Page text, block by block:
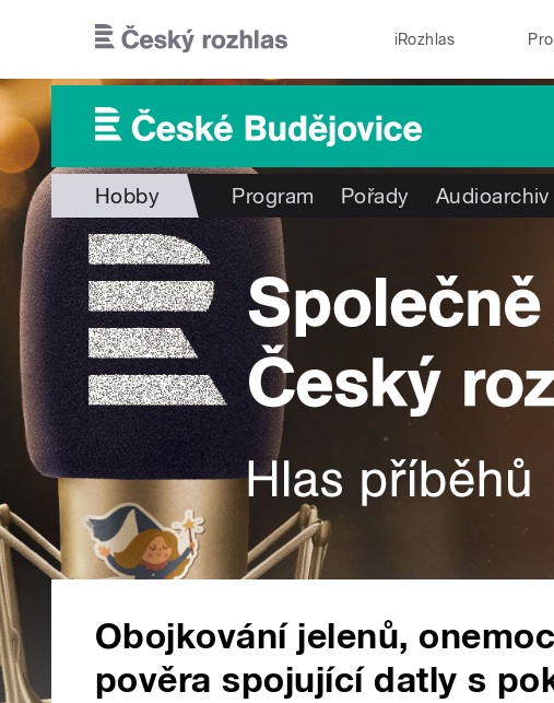
iRozhlas
Hobby Program Pořady Audioarchiv
Obojkování jelenů,
pověra spojující datly s